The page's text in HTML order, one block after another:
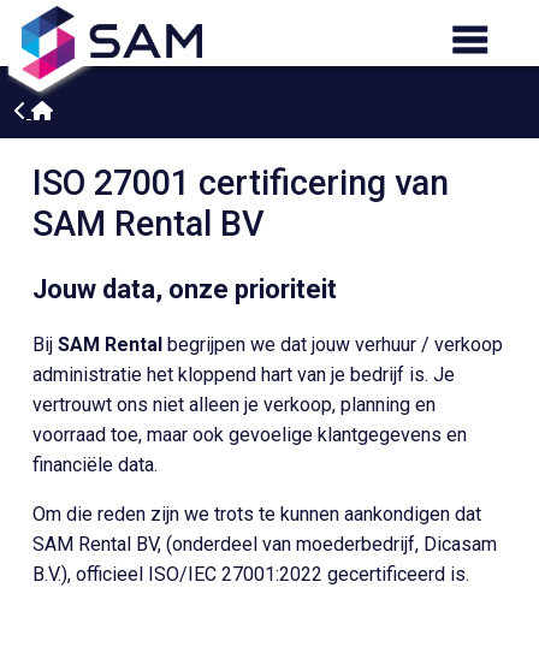
ISO 27001 certificering van
SAM Rental BV
Jouw data, onze prioriteit
Bij SAM Rental begrijpen we dat jouw verhuur / verkoop
administratie het kloppend hart van je bedrijf is. Je
vertrouwt ons niet alleen je verkoop, planning en
voorraad toe, maar ook gevoelige klantgegevens en
financiële data.
Om die reden zijn we trots te kunnen aankondigen dat
SAM Rental BV, (onderdeel van moederbedrijf, Dicasam
B.V.), officieel ISO/IEC 27001:2022 gecertificeerd is.